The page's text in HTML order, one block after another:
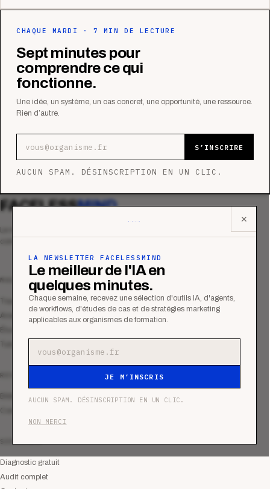
CHAQUE MARDI · 7 MIN DE LECTURE
Sept minutes pour
comprendre ce qui
fonctionne.
Une idée, un système, un cas concret, une opportunité, une ressource.
Rien d’autre.
S’INSCRIRE
AUCUN SPAM. DÉSINSCRIPTION EN UN CLIC.
✕
LA NEWSLETTER FACELESSMIND
Le meilleur de l'IA en
quelques minutes.
Chaque semaine, recevez une sélection d'outils IA, d'agents,
de workflows, d'études de cas et de stratégies marketing
applicables aux organismes de formation.
JE M’INSCRIS
AUCUN SPAM. DÉSINSCRIPTION EN UN CLIC.
NON MERCI
FACELESSMIND
commerciale des organismes de formation.
MAGAZINE
Tous les articles
Analyses
Tutoriels
RESSOURCES
Bibliothèque
Communauté
SERVICES
Diagnostic gratuit
Audit complet